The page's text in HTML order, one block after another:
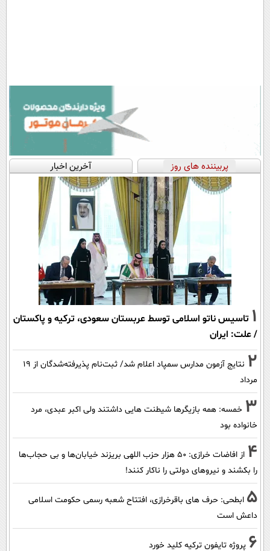
پربیننده های روز آخرین اخبار
1 تاسیس ناتو اسلامی توسط عربستان سعودی، ترکیه و پاکستان
/ علت: ایران
2
نتایج آزمون مدارس سمپاد اعلام شد/ ثبت‌نام پذیرفته‌شدگان از ۱۹
مرداد
3 خمسه: همه بازیگرها شیطنت هایی داشتند ولی اکبر عبدی، مرد
خانواده بود
4
از افاضات خرازی: ۵۰ هزار حزب اللهی بریزند خیابان‌ها و بی حجاب‌ها
را بکشند و نیرو‌های دولتی را ناکار کنند!
5 ابطحی: حرف های باقرخرازی، افتتاح شعبه رسمی حکومت اسلامی
داعش است
6 پروژه تایفون ترکیه کلید خورد